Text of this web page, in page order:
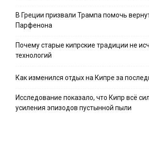
В Греции призвали Трампа помочь
Парфенона
Почему старые кипрские традиции не
технологий
Как изменился отдых на Кипре за
Исследование показало, что Кипр всё
усиления эпизодов пустынной пыли